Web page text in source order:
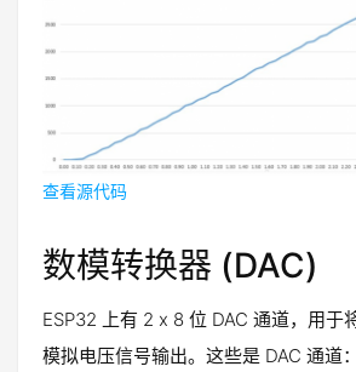
查看源代码
数模转换器 (DAC)
ESP32 上有 2 x 8 位 DAC 通道，用于
模拟电压信号输出。这些是 DAC 通道：